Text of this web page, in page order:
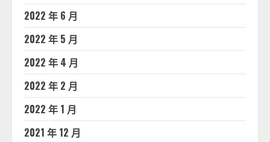
2022 年 6 月
2022 年 5 月
2022 年 4 月
2022 年 2 月
2022 年 1 月
2021 年 12 月